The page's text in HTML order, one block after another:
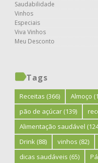
Saudabilidade
Vinhos
Especiais
Viva Vinhos
Meu Desconto
Tags
Receitas (366) Almoço
pão de açúcar (139)
Alimentação saudável
Drink (88) vinhos (82)
dicas saudáveis (65)